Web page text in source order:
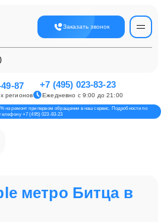
Заказать звонок
87
регионов
+7 (495) 023-83-23
Ежедневно с 9:00 до 21:00
на ремонт при первом обращении в наш сервис. Подробности по
+7 (495) 023-83-23
метро Битца в